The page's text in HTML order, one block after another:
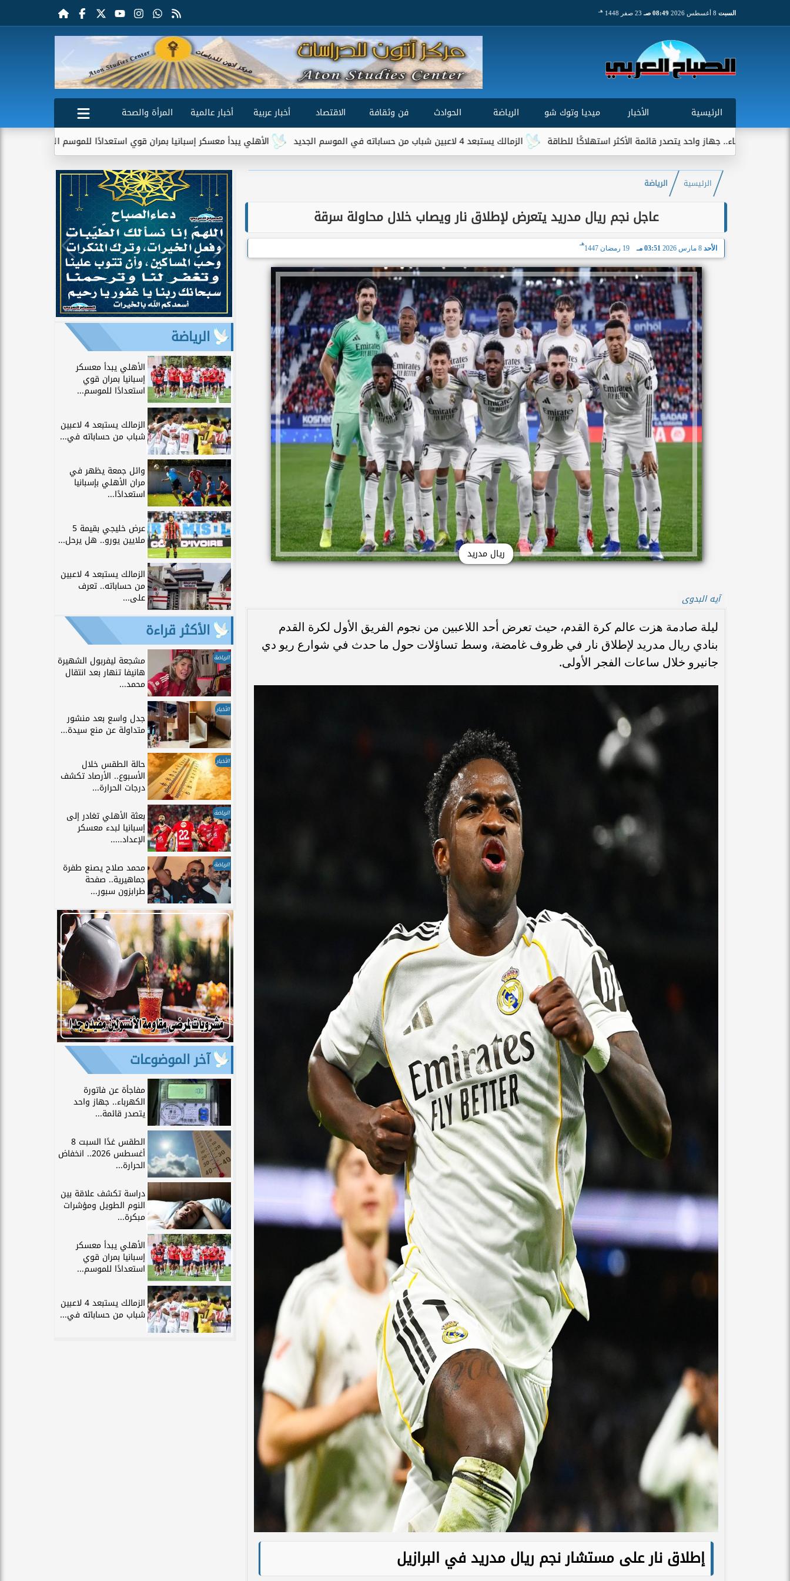
السبت 08:49 صـ 23 صفر 1448 هـ
الرئيسية الأخبار ميديا وتوك شو الرياضة الحوادث فن وثقافة الاقتصاد أخبار عربية أخبار عالمية
المرأة والصحة
دراسة تكشف علاقة بين
الأهلي يبدأ معسكر إسبانيا بمران قوي استعدادًا للموسم الجديد الزمالك يستبعد 4 لاعبين شباب من حساباته في الموسم الجديد واحد يتصدر قائمة الأكثر استهلاكًا للطاقة
الرئيسية الرياضة
عاجل نجم ريال مدريد يتعرض لإطلاق نار ويصاب خلال محاولة سرقة
الأحد 8 مارس 2026 03:51 مـ 19 رمضان 1447
هـ
ريال مدريد
آيه البدوى
ليلة صادمة هزت عالم كرة القدم، حيث تعرض أحد اللاعبين من نجوم الفريق الأول لكرة القدم
بنادي ريال مدريد لإطلاق نار في ظروف غامضة، وسط تساؤلات حول ما حدث في شوارع ريو دي
جانيرو خلال ساعات الفجر الأولى.
إطلاق نار على مستشار نجم ريال مدريد في البرازيل
الرياضة
الأهلي يبدأ معسكر
إسبانيا بمران قوي
استعدادًا للموسم...
الزمالك يستبعد 4 لاعبين
شباب من حساباته في...
وائل جمعة يظهر في
مران الأهلي بإسبانيا
استعدادًا...
عرض خليجي بقيمة 5
ملايين يورو.. هل يرحل...
الزمالك يستبعد 4 لاعبين
من حساباته.. تعرف
على...
الأكثر قراءة
الرياضة مشجعة ليفربول الشهيرة
هانيفا تنهار بعد انتقال
محمد...
الأخبار
جدل واسع بعد منشور
متداولة عن منع سيدة...
الأخبار حالة الطقس خلال
الأسبوع.. الأرصاد تكشف
درجات الحرارة...
الرياضة بعثة الأهلي تغادر إلى
إسبانيا لبدء معسكر
الإعداد.....
الرياضة محمد صلاح يصنع طفرة
جماهيرية.. صفحة
طرابزون سبور...
آخر الموضوعات
مفاجأة عن فاتورة
الكهرباء.. جهاز واحد
يتصدر قائمة...
الطقس غدًا السبت 8
أغسطس 2026.. انخفاض
الحرارة...
دراسة تكشف علاقة بين
النوم الطويل ومؤشرات
مبكرة...
الأهلي يبدأ معسكر
إسبانيا بمران قوي
استعدادًا للموسم...
الزمالك يستبعد 4 لاعبين
شباب من حساباته في...